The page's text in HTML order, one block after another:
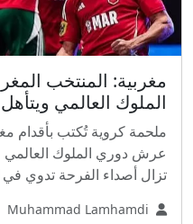
مغربية: المنتخب
الملوك العالمي
ملحمة كروية تُكتب بأقدام
عرش دوري الملوك العالمي
تزال أصداء الفرحة تدوي في